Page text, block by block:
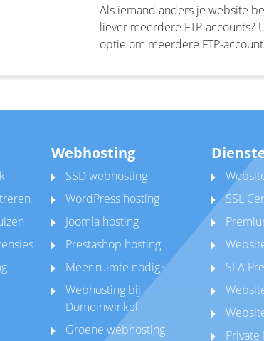
Als iemand anders je website
liever meerdere FTP-accounts?
optie om meerdere FTP-
Webhosting
SSD webhosting
WordPress hosting
Joomla hosting
Prestashop hosting
Meer ruimte nodig?
Webhosting bij
Domeinwinkel
Groene webhosting
SSL
SLA
Private